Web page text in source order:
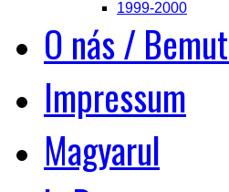
1999-2000
O nás /
Impressum
Magyarul